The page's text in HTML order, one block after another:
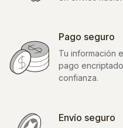
Pago seguro
Tu información
pago
confianza.
Envío seguro